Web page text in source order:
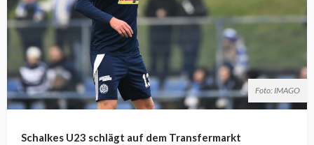
Foto: IMAGO
Schalkes U23 schlägt auf dem Transfermarkt